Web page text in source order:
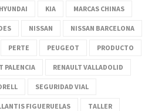
HYUNDAI KIA MARCAS CHINAS
NISSAN NISSAN BARCELONA
PERTE PEUGEOT PRODUCTO
PALENCIA RENAULT VALLADOLID
SEGURIDAD VIAL
FIGUERUELAS TALLER